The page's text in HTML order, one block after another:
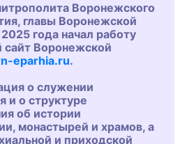
Воронежского
главы Воронежской
года начал работу
Воронежской
eparhia.ru.
о служении
и о структуре
об истории
монастырей и храмов, а
и приходской